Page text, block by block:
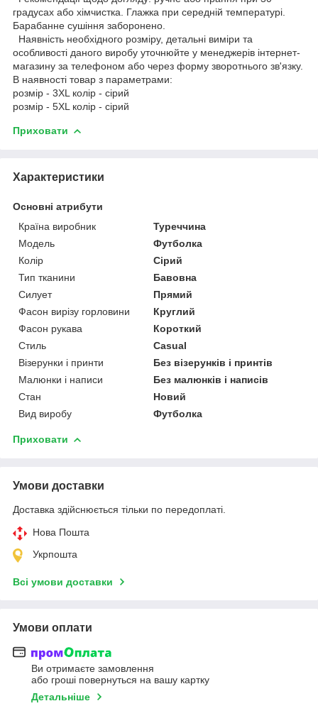
градусах або хімчистка. Глажка при середній температурі.
Барабанне сушіння заборонено.
Наявність необхідного розміру, детальні виміри та
особливості даного виробу уточнюйте у менеджерів інтернет-
магазину за телефоном або через форму зворотнього зв'язку.
В наявності товар з параметрами:
розмір - 3XL колір - сірий
розмір - 5XL колір - сірий
Приховати
Характеристики
Основні атрибути
Країна виробник
Туреччина
Модель
Футболка
Колір
Сірий
Тип тканини
Бавовна
Силует
Прямий
Фасон вирізу горловини
Круглий
Фасон рукава
Короткий
Стиль
Casual
Візерунки і принти
Без візерунків і принтів
Малюнки і написи
Без малюнків і написів
Стан
Новий
Вид виробу
Футболка
Приховати
Умови доставки
Доставка здійснюється тільки по передоплаті.
Нова Пошта
Укрпошта
Всі умови доставки
Умови оплати
Ви отримаєте замовлення
або гроші повернуться на вашу картку
Детальніше